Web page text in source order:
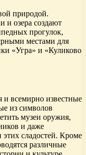
природой.
и озера создают
прогулок,
местами для
«Угра» и «Куликово
и всемирно известные
из символов
музеи оружия,
и даже
сладостей. Кроме
различные